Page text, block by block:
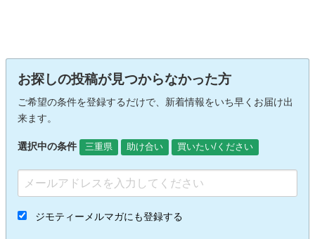
お探しの投稿が見つからなかった方
ご希望の条件を登録するだけで、新着情報をいち早くお届け出
来ます。
選択中の条件 三重県 助け合い 買いたい/ください
ジモティーメルマガにも登録する